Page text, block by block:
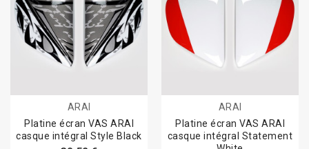
ARAI
Platine écran VAS ARAI
casque intégral Style Black
ARAI
Platine écran VAS ARAI
casque intégral Statement